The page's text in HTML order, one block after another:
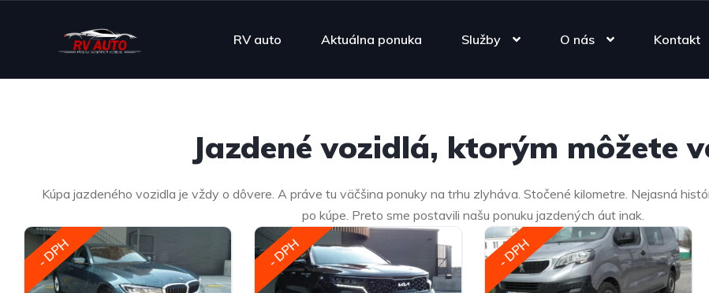
RV auto Aktuálna ponuka Služby O nás Kontakt
Jazdené vozidlá, ktorým môžete
Kúpa jazdeného vozidla je vždy o dôvere. A práve tu väčšina ponuky na trhu zlyháva. Stočené kilometre. Nejasná
po kúpe. Preto sme postavili našu ponuku jazdených áut inak.
- DPH - DPH - DPH